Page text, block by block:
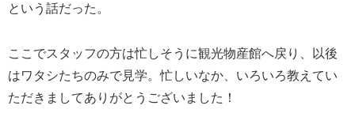
という話だった。
ここでスタッフの方は忙しそうに観光物産館へ戻り、以後
はワタシたちのみで見学。忙しいなか、いろいろ教えてい
ただきましてありがとうございました！